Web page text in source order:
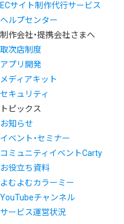
ECサイト制作代行サービス
ヘルプセンター
制作会社・提携会社さまへ
取次店制度
アプリ開発
メディアキット
セキュリティ
トピックス
お知らせ
イベント・セミナー
コミュニティイベントCarty
お役立ち資料
よむよむカラーミー
YouTubeチャンネル
サービス運営状況